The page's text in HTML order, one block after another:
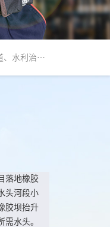
利治理解决方案
落地橡胶
头河段小
胶坝抬升
需水头。